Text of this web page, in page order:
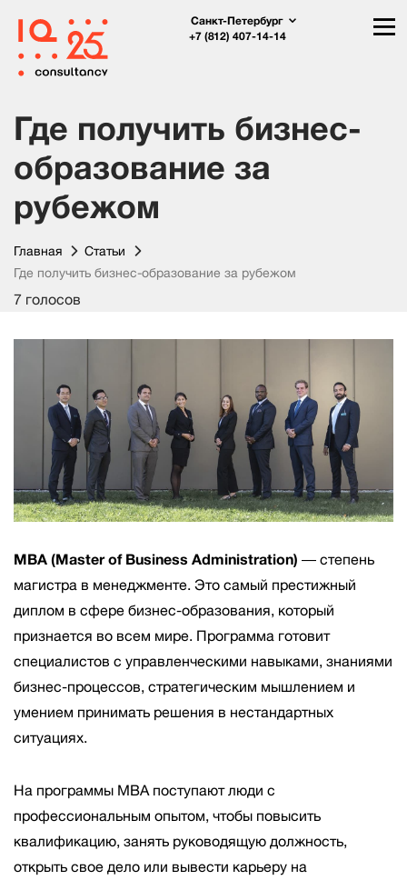
Санкт-Петербург
+7 (812) 407-14-14
Где получить бизнес-
образование за
рубежом
Главная
Статьи
Где получить бизнес-образование за рубежом
7 голосов
MBA (Master of Business Administration) ― степень
магистра в менеджменте. Это самый престижный
диплом в сфере бизнес-образования, который
признается во всем мире. Программа готовит
специалистов с управленческими навыками, знаниями
бизнес-процессов, стратегическим мышлением и
умением принимать решения в нестандартных
ситуациях.
На программы MBA поступают люди с
профессиональным опытом, чтобы повысить
квалификацию, занять руководящую должность,
открыть свое дело или вывести карьеру на